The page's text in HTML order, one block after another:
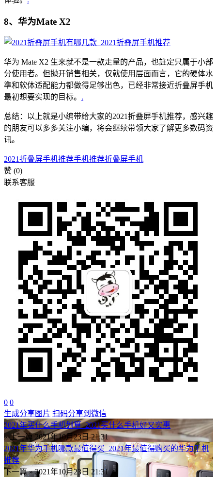
8、华为Mate X2
华为 Mate X2 生来就不是一款走量的产品，也註定只属于小部
分使用者。但抛开销售相关，仅就使用层面而言，它的硬体水
準和软体适配能力都做得足够出色，已经非常接近折叠屏手机
最初想要实现的目标。 .
总结：以上就是小编带给大家的2021折叠屏手机推荐，感兴趣
的朋友可以多多关注小编，将会继续带领大家了解更多数码资
讯。
2021折叠屏手机推荐手机推荐折叠屏手机
赞 (0)
联系客服
0 0
生成分享图片 扫码分享到微信
2021年买什么手机划算_2021买什么手机好又实惠
« 上一篇 2021年10月23日 21:31
2021年华为手机哪款最值得买_2021年最值得购买的华为手机
推荐
下一篇 » 2021年10月23日 21:31